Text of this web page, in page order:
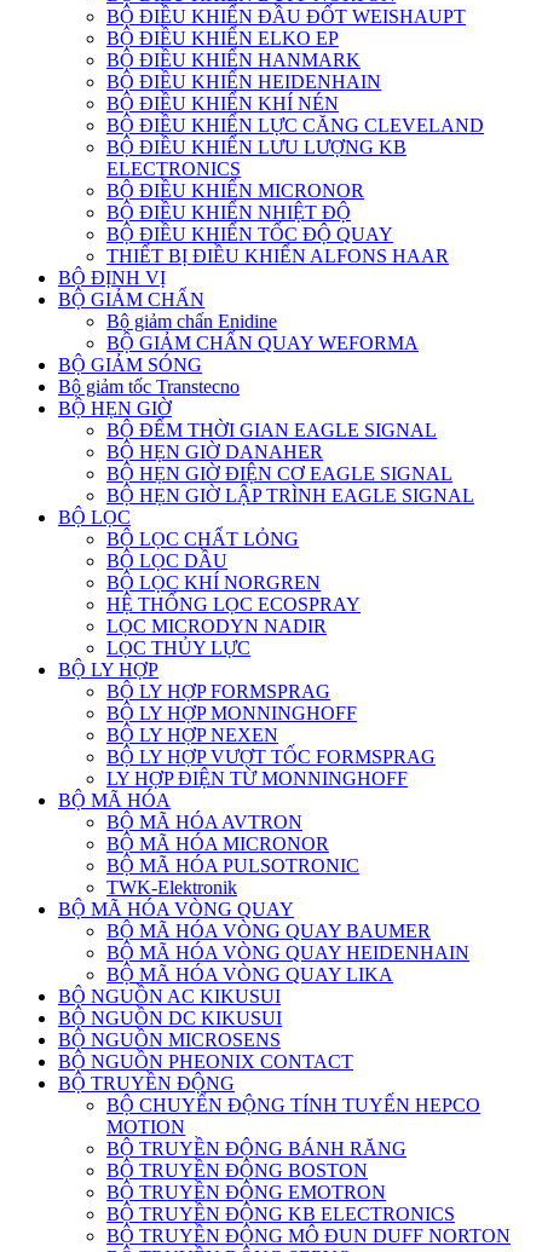
BỘ ĐIỀU KHIỂN ĐẦU ĐỐT WEISHAUPT
BỘ ĐIỀU KHIỂN ELKO EP
BỘ ĐIỀU KHIỂN HANMARK
BỘ ĐIỀU KHIỂN HEIDENHAIN
BỘ ĐIỀU KHIỂN KHÍ NÉN
BỘ ĐIỀU KHIỂN LỰC CĂNG CLEVELAND
BỘ ĐIỀU KHIỂN LƯU LƯỢNG KB
ELECTRONICS
BỘ ĐIỀU KHIỂN MICRONOR
BỘ ĐIỀU KHIỂN NHIỆT ĐỘ
BỘ ĐIỀU KHIỂN TỐC ĐỘ QUAY
THIẾT BỊ ĐIỀU KHIỂN ALFONS HAAR
BỘ ĐỊNH VỊ
BỘ GIẢM CHẤN
Bộ giảm chấn Enidine
BỘ GIẢM CHẤN QUAY WEFORMA
BỘ GIẢM SÓNG
Bộ giảm tốc Transtecno
BỘ HẸN GIỜ
BỘ ĐẾM THỜI GIAN EAGLE SIGNAL
BỘ HẸN GIỜ DANAHER
BỘ HẸN GIỜ ĐIỆN CƠ EAGLE SIGNAL
BỘ HẸN GIỜ LẬP TRÌNH EAGLE SIGNAL
BỘ LỌC
BỘ LỌC CHẤT LỎNG
BỘ LỌC DẦU
BỘ LỌC KHÍ NORGREN
HỆ THỐNG LỌC ECOSPRAY
LỌC MICRODYN NADIR
LỌC THỦY LỰC
BỘ LY HỢP
BỘ LY HỢP FORMSPRAG
BỘ LY HỢP MONNINGHOFF
BỘ LY HỢP NEXEN
BỘ LY HỢP VƯỢT TỐC FORMSPRAG
LY HỢP ĐIỆN TỪ MONNINGHOFF
BỘ MÃ HÓA
BỘ MÃ HÓA AVTRON
BỘ MÃ HÓA MICRONOR
BỘ MÃ HÓA PULSOTRONIC
TWK-Elektronik
BỘ MÃ HÓA VÒNG QUAY
BỘ MÃ HÓA VÒNG QUAY BAUMER
BỘ MÃ HÓA VÒNG QUAY HEIDENHAIN
BỘ MÃ HÓA VÒNG QUAY LIKA
BỘ NGUỒN AC KIKUSUI
BỘ NGUỒN DC KIKUSUI
BỘ NGUỒN MICROSENS
BỘ NGUỒN PHEONIX CONTACT
BỘ TRUYỀN ĐỘNG
BỘ CHUYỂN ĐỘNG TÍNH TUYẾN HEPCO
MOTION
BỘ TRUYỀN ĐỘNG BÁNH RĂNG
BỘ TRUYỀN ĐỘNG BOSTON
BỘ TRUYỀN ĐỘNG EMOTRON
BỘ TRUYỀN ĐỘNG KB ELECTRONICS
BỘ TRUYỀN ĐỘNG MÔ ĐUN DUFF NORTON